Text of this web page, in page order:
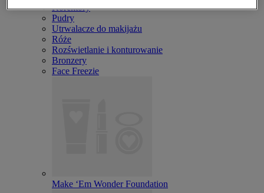
Korektory
Pudry
Utrwalacze do makijażu
Róże
Rozświetlanie i konturowanie
Bronzery
Face Freezie
Make ‘Em Wonder Foundation